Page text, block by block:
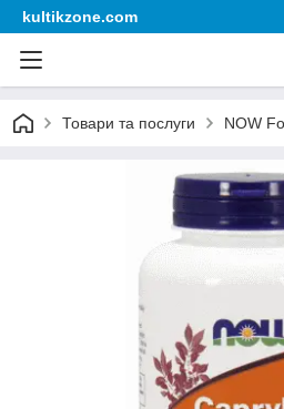
kultikzone.com
Товари та послуги NOW